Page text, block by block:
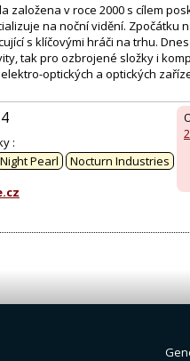
založena v roce 2000 s cílem
na noční vidění. Zpočátku
s klíčovými hráči na trhu.
tak pro ozbrojené složky i
optických a optických
:
Night Pearl
Nocturn Industries